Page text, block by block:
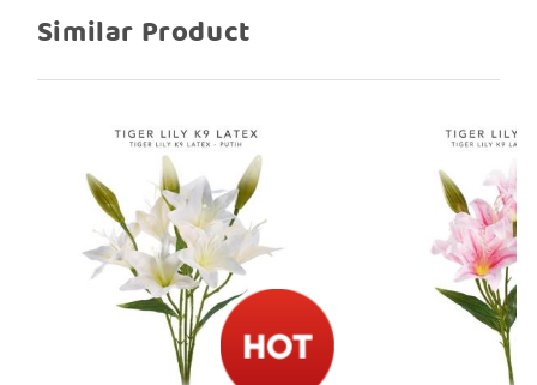
Diameter bunga besar, kurleb 14 cm
Detail bunga tigerlily ada gradasi warna
dan benang sari, sehingga tampak
Warna bunga cerah cantik dan tidak
pudar
Tangkai warna hijau, kuat dan bisa
dibentuk sesuai kebutuhan
Cocok untuk dekorasi ruangan yg
membutuhkan warna warna cerah dan
tangkai yg kokoh
Similar Product